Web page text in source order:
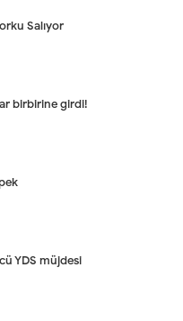
Salıyor
birbirine girdi!
YDS müjdesi